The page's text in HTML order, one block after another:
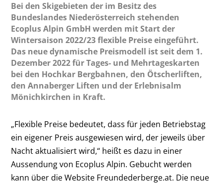
Bei den Skigebieten der im Besitz des
Bundeslandes Niederösterreich stehenden
Ecoplus Alpin GmbH werden mit Start der
Wintersaison 2022/23 flexible Preise eingeführt.
Das neue dynamische Preismodell ist seit dem 1.
Dezember 2022 für Tages- und Mehrtageskarten
bei den Hochkar Bergbahnen, den Ötscherliften,
den Annaberger Liften und der Erlebnisalm
Mönichkirchen in Kraft.
„Flexible Preise bedeutet, dass für jeden Betriebstag
ein eigener Preis ausgewiesen wird, der jeweils über
Nacht aktualisiert wird,“ heißt es dazu in einer
Aussendung von Ecoplus Alpin. Gebucht werden
kann über die Website Freundederberge.at. Die neue